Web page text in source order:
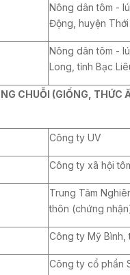
Nông dân tôm -
Động, huyện Thới
Nông dân tôm -
Long, tỉnh Bạc
CHUỖI (GIỐNG, THỨC
Công ty UV
Công ty xã hội
Trung Tâm
thôn (chứng
Công ty Mỹ Bình,
Công ty cổ phần